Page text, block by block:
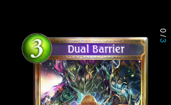
0
/
3